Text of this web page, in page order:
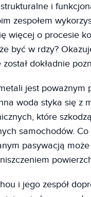
i
zespołem
więcej o procesie
być w rdzy?
dokładnie
jest
woda styka się z
które
samochodów.
pasywacją
i jego zespół